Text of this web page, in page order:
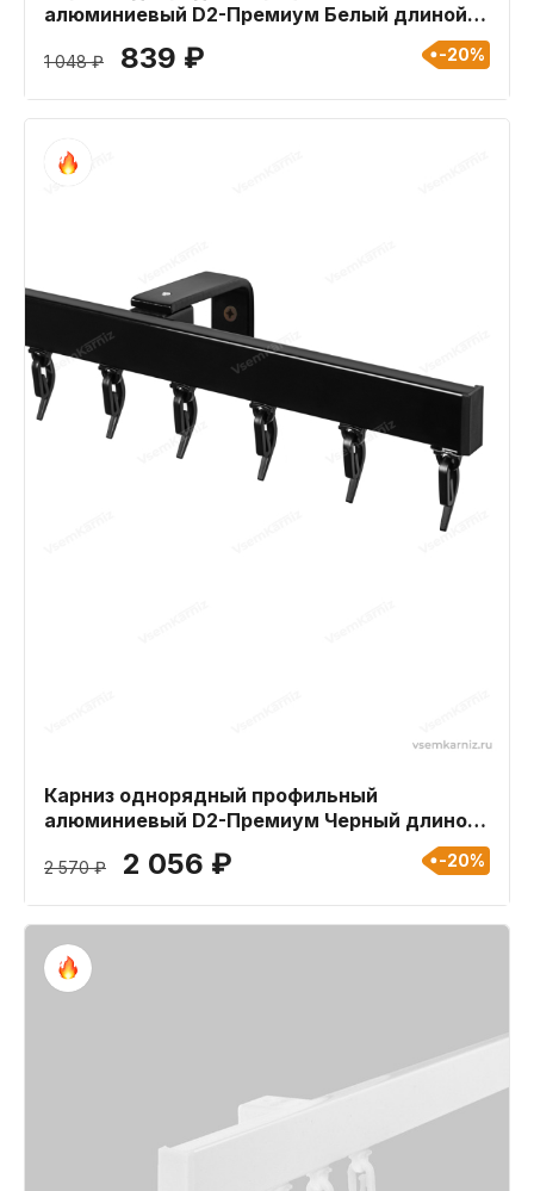
алюминиевый D2-Премиум Белый длиной
1 048 ₽ 839 ₽ -20%
Карниз однорядный профильный
алюминиевый D2-Премиум Черный длиной
2 570 ₽ 2 056 ₽ -20%